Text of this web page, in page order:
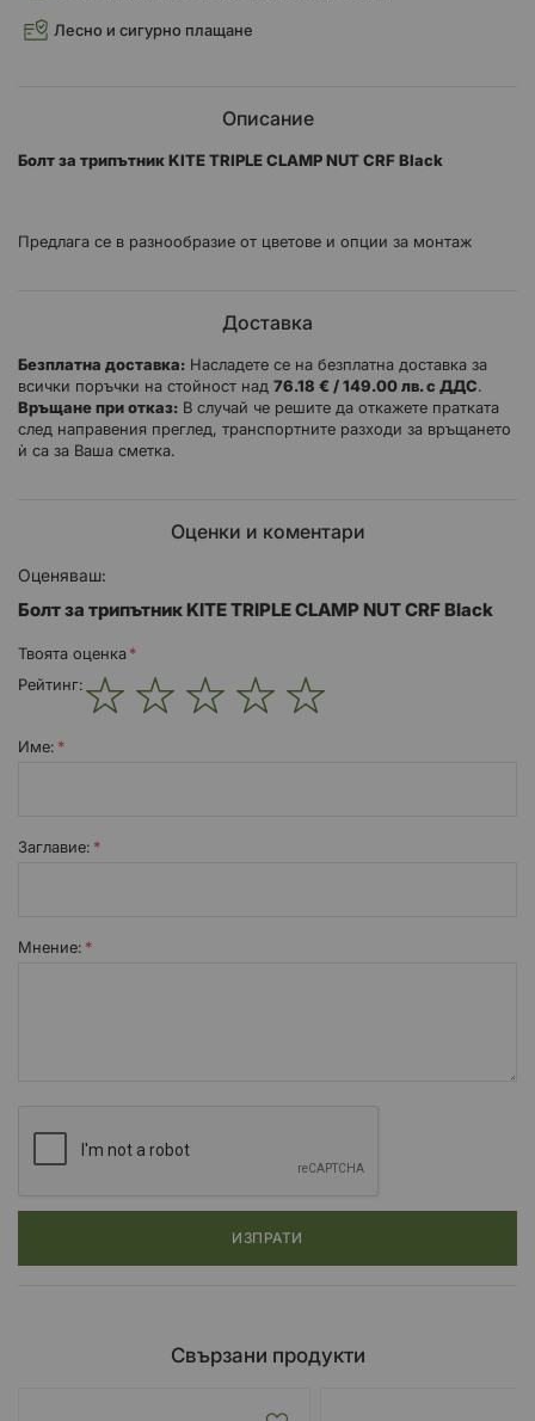
Лесно и сигурно плащане
Описание
Болт за трипътник KITE TRIPLE CLAMP NUT CRF Black
Предлага се в разнообразие от цветове и опции за монтаж
Доставка
Безплатна доставка: Насладете се на безплатна доставка за
всички поръчки на стойност над 76.18 € / 149.00 лв. с ДДС.
Връщане при отказ: В случай че решите да откажете пратката
след направения преглед, транспортните разходи за връщането
ѝ са за Ваша сметка.
Оценки и коментари
Оценяваш:
Болт за трипътник KITE TRIPLE CLAMP NUT CRF Black
Твоята оценка
Рейтинг:
Име:
Заглавиe:
Мнение:
ИЗПРАТИ
Свързани продукти